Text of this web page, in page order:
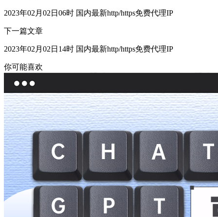
2023年02月02日06时 国内最新http/https免费代理IP
下一篇文章
2023年02月02日14时 国内最新http/https免费代理IP
你可能喜欢